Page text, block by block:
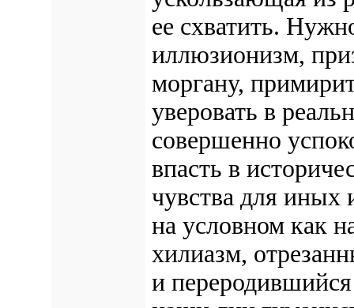
ее схватить.
иллюзионизм,
моргану,
уверовать в
совершенно
впасть в
чувства для иных
на условном как
хилиазм,
и